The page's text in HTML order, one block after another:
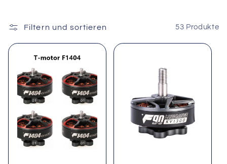
t
e
g
o
Filtern und sortieren 53 Produkte